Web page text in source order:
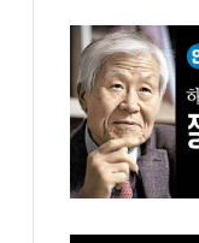
ㅎㅏㄴㅏ?